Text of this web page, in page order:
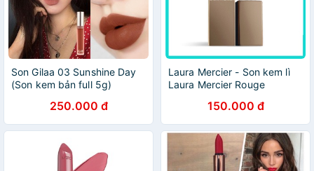
Son Gilaa 03 Sunshine Day
(Son kem bản full 5g)
250.000 đ
Laura Mercier - Son kem lì
Laura Mercier Rouge
Rose minisize150.000 đ